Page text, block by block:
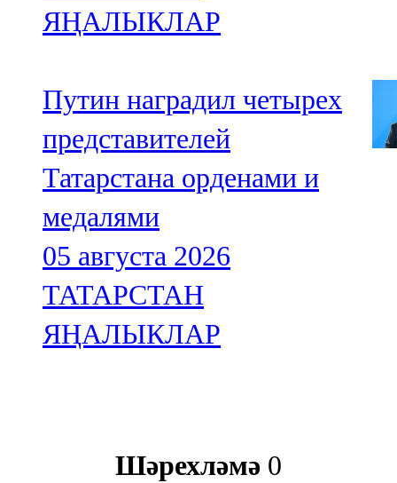
ЯҢАЛЫКЛАР
Путин наградил четырех
представителей
Татарстана орденами и
медалями
05 августа 2026
ТАТАРСТАН
ЯҢАЛЫКЛАР
Шәрехләмә 0